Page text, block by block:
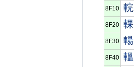
8F10 輐
8F20 輠
8F30 輰
8F40 轀